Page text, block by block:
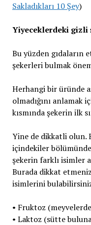
Sakladıkları 10 Şey)
Yiyeceklerdeki gizli
Bu yüzden
şekerleri bulmak
Herhangi bir üründe
olmadığını anlamak
kısmında şekerin ilk
Yine de dikkatli olun.
içindekiler
şekerin farklı isimler
Burada dikkat
isimlerini
• Fruktoz
• Laktoz (sütte